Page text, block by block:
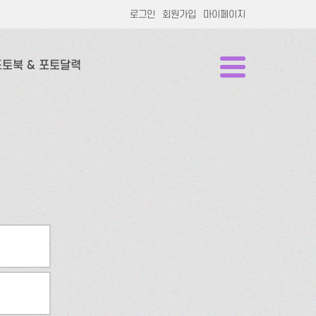
로그인 회원가입 마이페이지
북 & 포토달력